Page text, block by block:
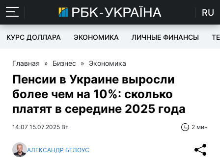
RU
КУРС ДОЛЛАРА ЭКОНОМИКА ЛИЧНЫЕ ФИНАНСЫ
Главная » Бизнес » Экономика
Пенсии в Украине выросли
более чем на 10%: сколько
платят в середине 2025 года
14:07 15.07.2025 Вт 2 мин
АЛЕКСАНДР БЕЛОУС